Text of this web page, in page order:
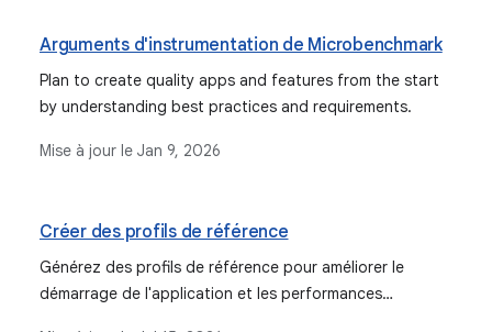
Arguments d'instrumentation de Microbenchmark
Plan to create quality apps and features from the start
by understanding best practices and requirements.
Mise à jour le Jan 9, 2026
Créer des profils de référence
Générez des profils de référence pour améliorer le
démarrage de l'application et les performances